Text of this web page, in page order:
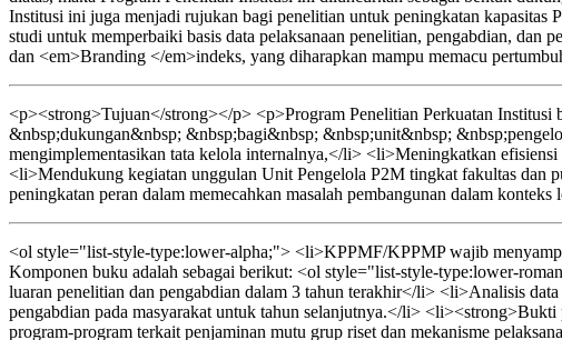
Institusi ini juga menjadi rujukan bagi penelitian untuk peningkatan kapasitas
studi untuk memperbaiki basis data pelaksanaan penelitian, pengabdian, dan
dan <em>Branding </em>indeks, yang diharapkan mampu memacu
<p><strong>Tujuan</strong></p> <p>Program Penelitian Perkuatan
&nbsp;dukungan&nbsp; &nbsp;bagi&nbsp; &nbsp;unit&nbsp;
mengimplementasikan tata kelola internalnya,</li> <li>Meningkatkan
<li>Mendukung kegiatan unggulan Unit Pengelola P2M tingkat fakultas dan
peningkatan peran dalam memecahkan masalah pembangunan dalam
<ol style="list-style-type:lower-alpha;"> <li>KPPMF/KPPMP wajib
Komponen buku adalah sebagai berikut: <ol style="list-style-type:lower-
luaran penelitian dan pengabdian dalam 3 tahun terakhir</li> <li>Analisis
pengabdian pada masyarakat untuk tahun selanjutnya.</li>
program-program terkait penjaminan mutu grup riset dan mekanisme